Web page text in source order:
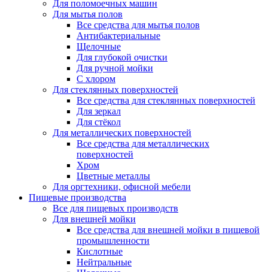
Для поломоечных машин
Для мытья полов
Все средства для мытья полов
Антибактериальные
Щелочные
Для глубокой очистки
Для ручной мойки
С хлором
Для стеклянных поверхностей
Все средства для стеклянных поверхностей
Для зеркал
Для стёкол
Для металлических поверхностей
Все средства для металлических
поверхностей
Хром
Цветные металлы
Для оргтехники, офисной мебели
Пищевые производства
Все для пищевых производств
Для внешней мойки
Все средства для внешней мойки в пищевой
промышленности
Кислотные
Нейтральные